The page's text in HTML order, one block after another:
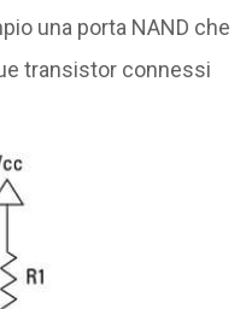
una porta NAND che
transistor connessi